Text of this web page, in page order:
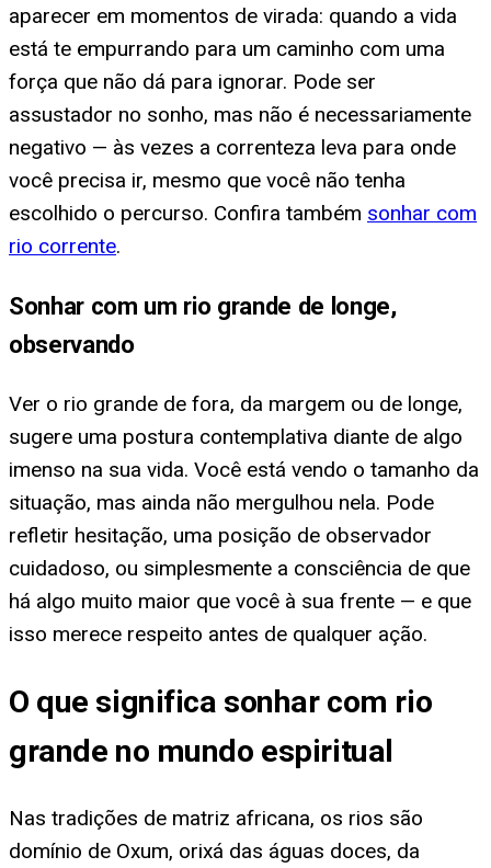
aparecer em momentos de virada: quando a vida
está te empurrando para um caminho com uma
força que não dá para ignorar. Pode ser
assustador no sonho, mas não é necessariamente
negativo — às vezes a correnteza leva para onde
você precisa ir, mesmo que você não tenha
escolhido o percurso. Confira também sonhar com
rio corrente.
Sonhar com um rio grande de longe,
observando
Ver o rio grande de fora, da margem ou de longe,
sugere uma postura contemplativa diante de algo
imenso na sua vida. Você está vendo o tamanho da
situação, mas ainda não mergulhou nela. Pode
refletir hesitação, uma posição de observador
cuidadoso, ou simplesmente a consciência de que
há algo muito maior que você à sua frente — e que
isso merece respeito antes de qualquer ação.
O que significa sonhar com rio
grande no mundo espiritual
Nas tradições de matriz africana, os rios são
domínio de Oxum, orixá das águas doces, da